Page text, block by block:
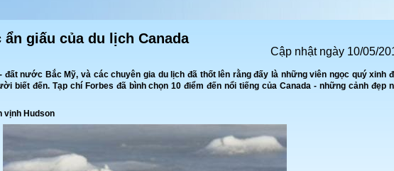
giấu của du lịch Canada
Cập nhật ngày 10/05/
đất nước Bắc Mỹ, và các chuyên gia du lịch đã thốt lên rằng đấy là những viên ngọc quý xinh
biết đến. Tạp chí Forbes đã bình chọn 10 điểm đến nổi tiếng của Canada - những cảnh đẹp
vịnh Hudson